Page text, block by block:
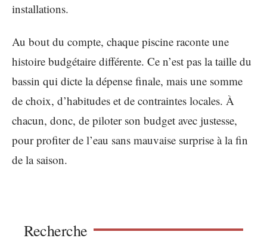
installations.
Au bout du compte, chaque piscine raconte une
histoire budgétaire différente. Ce n’est pas la taille du
bassin qui dicte la dépense finale, mais une somme
de choix, d’habitudes et de contraintes locales. À
chacun, donc, de piloter son budget avec justesse,
pour profiter de l’eau sans mauvaise surprise à la fin
de la saison.
Recherche